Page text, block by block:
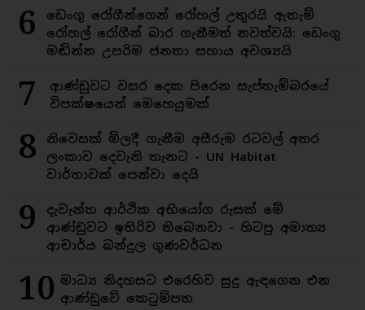
6
ඩෙංගු රෝගීන්ගෙන් රෝහල් උතුරයි ඇතැම්
රෝහල් රෝගීන් බාර ගැනීමත් නවත්වයි: ඩෙංගු
මඬින්න උපරිම ජනතා සහාය අවශ්‍යයි
7
ආණ්ඩුවට වසර දෙක පිරෙන සැප්තැම්බරයේ
විපක්ෂයෙන් මෙහෙයුමක්
8
නිවෙසක් මිලදී ගැනීම අසීරුම රටවල් අතර
ලංකාව දෙවැනි තැනට - UN Habitat
වාර්තාවක් පෙන්වා දෙයි
9
දැවැන්ත ආර්ථික අභියෝග රුසක් මේ
ආණ්ඩුවට ඉතිරිව තිබෙනවා - හිටපු අමාත්‍ය
ආචාර්ය බන්දුල ගුණවර්ධන
10 මාධ්‍ය නිදහසට එරෙහිව සුදු ඇඳගෙන එන
ආණ්ඩුවේ කෙටුම්පත